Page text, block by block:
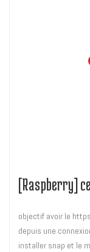
[Raspberry]
objectif avoir le
depuis une
installer snap et le